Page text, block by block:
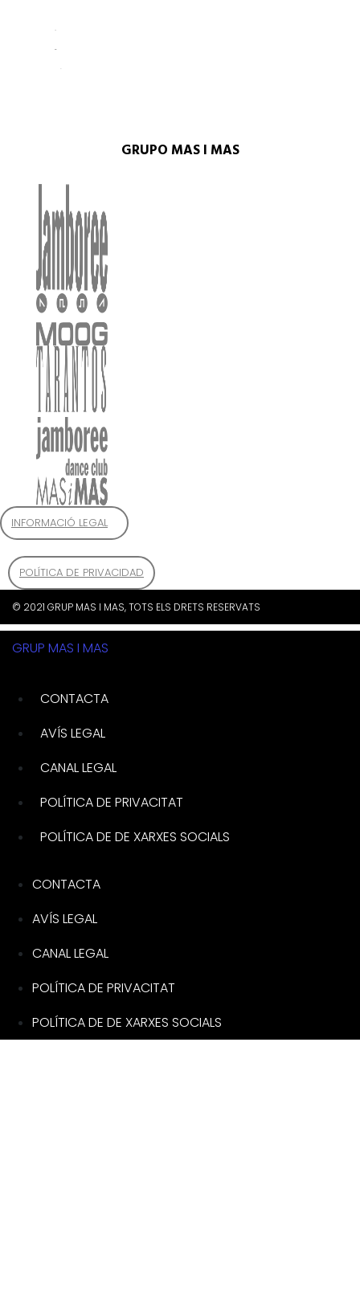
GRUPO MAS I MAS
INFORMACIÓ LEGAL
POLÍTICA DE PRIVACIDAD
© 2021 GRUP MAS I MAS, TOTS ELS DRETS RESERVATS
GRUP MAS I MAS
CONTACTA
AVÍS LEGAL
CANAL LEGAL
POLÍTICA DE PRIVACITAT
POLÍTICA DE DE XARXES SOCIALS
CONTACTA
AVÍS LEGAL
CANAL LEGAL
POLÍTICA DE PRIVACITAT
POLÍTICA DE DE XARXES SOCIALS